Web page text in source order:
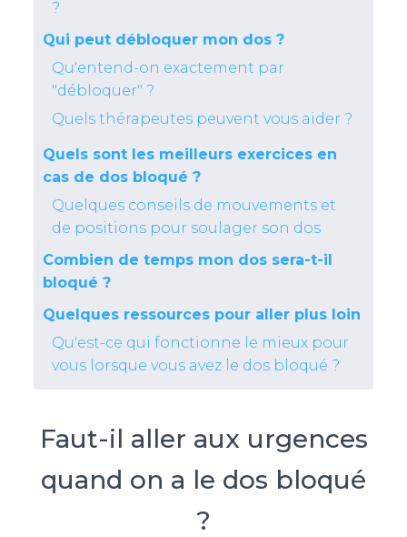
?
Qui peut débloquer mon dos ?
Qu'entend-on exactement par
"débloquer" ?
Quels thérapeutes peuvent vous aider ?
Quels sont les meilleurs exercices en
cas de dos bloqué ?
Quelques conseils de mouvements et
de positions pour soulager son dos
Combien de temps mon dos sera-t-il
bloqué ?
Quelques ressources pour aller plus loin
Qu'est-ce qui fonctionne le mieux pour
vous lorsque vous avez le dos bloqué ?
Faut-il aller aux urgences
quand on a le dos bloqué
?